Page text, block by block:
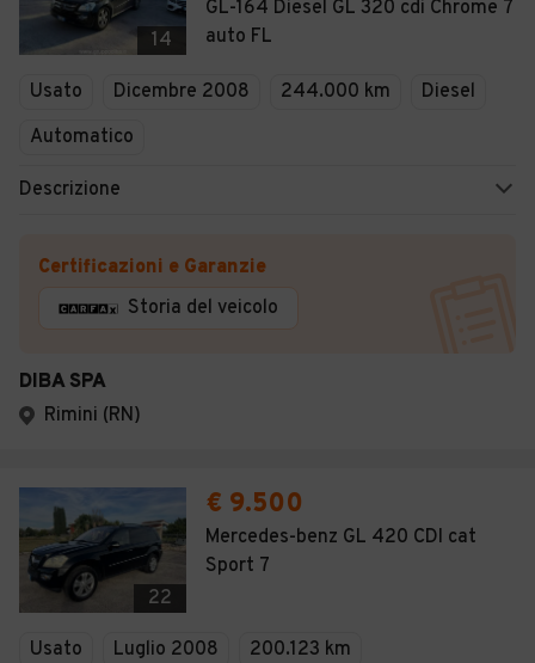
14
GL-164 Diesel GL 320 cdi Chrome 7
auto FL
Usato Dicembre 2008 244.000 km
Diesel
Automatico
Descrizione
Certificazioni e Garanzie
Storia del veicolo
DIBA SPA
Rimini (RN)
22
€ 9.500
Mercedes-benz GL 420 CDI cat
Sport 7
Usato Luglio 2008
200.123 km